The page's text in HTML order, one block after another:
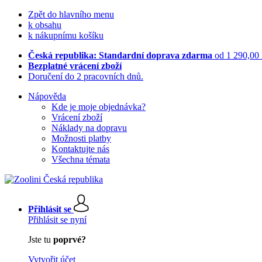
Zpět do hlavního menu
k obsahu
k nákupnímu košíku
Česká republika: Standardní doprava zdarma od 1 290,00
Bezplatné vrácení zboží
Doručení do 2 pracovních dnů.
Nápověda
Kde je moje objednávka?
Vrácení zboží
Náklady na dopravu
Možnosti platby
Kontaktujte nás
Všechna témata
Přihlásit se
Přihlásit se nyní
Jste tu poprvé?
Vytvořit účet